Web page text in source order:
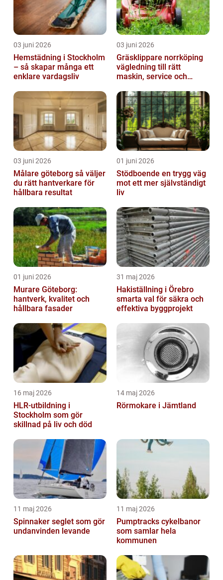
03 juni 2026
Hemstädning i Stockholm
– så skapar många ett
enklare vardagsliv
03 juni 2026
Gräsklippare norrköping
vägledning till rätt
maskin, service och
03 juni 2026
Målare göteborg så väljer
du rätt hantverkare för
hållbara resultat
01 juni 2026
Stödboende en trygg väg
mot ett mer självständigt
liv
01 juni 2026
Murare Göteborg:
hantverk, kvalitet och
hållbara fasader
31 maj 2026
Hakiställning i Örebro
smarta val för säkra och
effektiva byggprojekt
16 maj 2026
HLR-utbildning i
Stockholm som gör
skillnad på liv och död
14 maj 2026
Rörmokare i Jämtland
11 maj 2026
Spinnaker seglet som gör
undanvinden levande
11 maj 2026
Pumptracks cykelbanor
som samlar hela
kommunen